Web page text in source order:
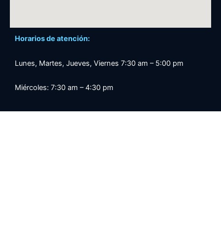
Horarios de atención:
Lunes, Martes, Jueves, Viernes 7:30 am – 5:00 pm
Miércoles: 7:30 am – 4:30 pm